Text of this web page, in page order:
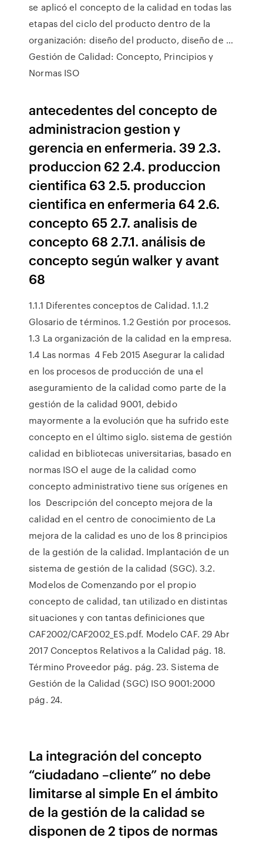
se aplicó el concepto de la calidad en todas las
etapas del ciclo del producto dentro de la
organización: diseño del producto, diseño de …
Gestión de Calidad: Concepto, Principios y
Normas ISO
antecedentes del concepto de
administracion gestion y
gerencia en enfermeria. 39 2.3.
produccion 62 2.4. produccion
cientifica 63 2.5. produccion
cientifica en enfermeria 64 2.6.
concepto 65 2.7. analisis de
concepto 68 2.7.1. análisis de
concepto según walker y avant
68
1.1.1 Diferentes conceptos de Calidad. 1.1.2
Glosario de términos. 1.2 Gestión por procesos.
1.3 La organización de la calidad en la empresa.
1.4 Las normas 4 Feb 2015 Asegurar la calidad
en los procesos de producción de una el
aseguramiento de la calidad como parte de la
gestión de la calidad 9001, debido
mayormente a la evolución que ha sufrido este
concepto en el último siglo. sistema de gestión
calidad en bibliotecas universitarias, basado en
normas ISO el auge de la calidad como
concepto administrativo tiene sus orígenes en
los Descripción del concepto mejora de la
calidad en el centro de conocimiento de La
mejora de la calidad es uno de los 8 principios
de la gestión de la calidad. Implantación de un
sistema de gestión de la calidad (SGC). 3.2.
Modelos de Comenzando por el propio
concepto de calidad, tan utilizado en distintas
situaciones y con tantas definiciones que
CAF2002/CAF2002_ES.pdf. Modelo CAF. 29 Abr
2017 Conceptos Relativos a la Calidad pág. 18.
Término Proveedor pág. pág. 23. Sistema de
Gestión de la Calidad (SGC) ISO 9001:2000
pág. 24.
La integración del concepto
“ciudadano –cliente” no debe
limitarse al simple En el ámbito
de la gestión de la calidad se
disponen de 2 tipos de normas